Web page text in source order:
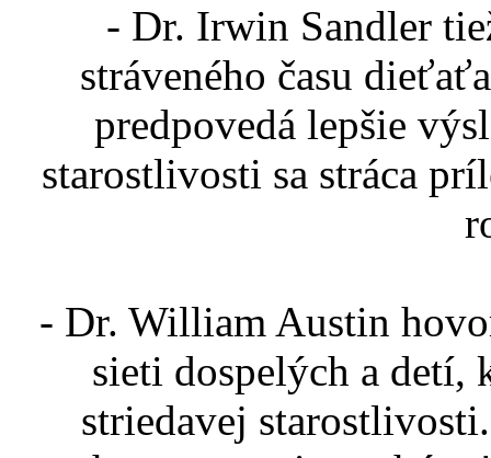
- Dr. Irwin Sandler
stráveného času
predpovedá lepšie
starostlivosti sa stráca
- Dr. William Austin
sieti dospelých a
striedavej